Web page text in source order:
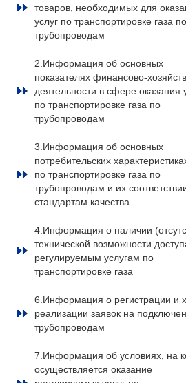
товаров, необходимых для
услуг по транспортировке газа по
трубопроводам
2.Информация об основных
показателях финансово-
деятельности в сфере оказания
по транспортировке газа по
трубопроводам
3.Информация об основных
потребительских
по транспортировке газа по
трубопроводам и их
стандартам качества
4.Информация о наличии
технической возможности
регулируемым услугам по
транспортировке газа
6.Информация о регистрации и
реализации заявок на
трубопроводам
7.Информация об условиях, на
осуществляется оказание